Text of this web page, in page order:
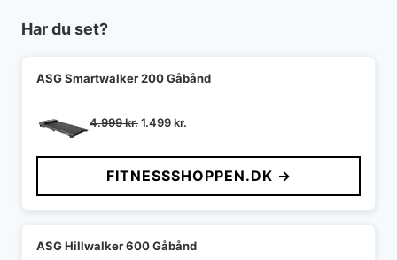
Har du set?
ASG Smartwalker 200 Gåbånd
4.999kr.Den
pris
var:
4.999 kr..
1.499kr.
pris
er:
1.499 kr..
FITNESSSHOPPEN.DK →
ASG Hillwalker 600 Gåbånd